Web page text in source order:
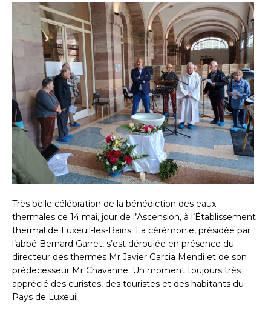
Très belle célébration de la bénédiction des eaux
thermales ce 14 mai, jour de l’Ascension, à l’Établissement
thermal de Luxeuil-les-Bains. La cérémonie, présidée par
l’abbé Bernard Garret, s’est déroulée en présence du
directeur des thermes Mr Javier Garcia Mendi et de son
prédecesseur Mr Chavanne. Un moment toujours très
apprécié des curistes, des touristes et des habitants du
Pays de Luxeuil.